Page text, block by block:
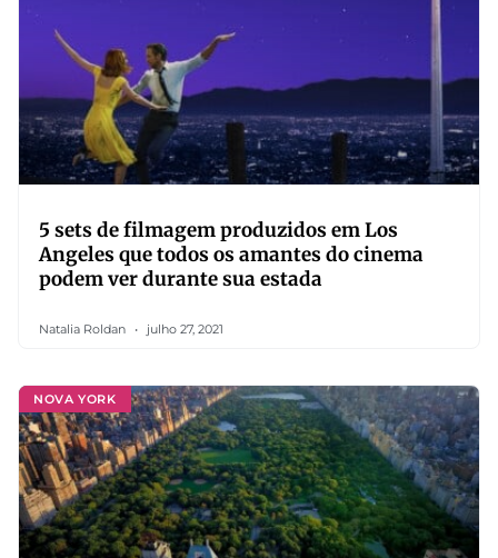
5 sets de filmagem produzidos em Los
Angeles que todos os amantes do cinema
podem ver durante sua estada
Natalia Roldan julho 27, 2021
NOVA YORK